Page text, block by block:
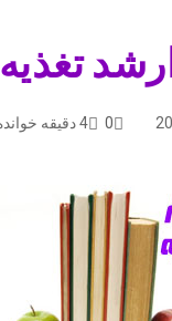
تغذیه
0 4 دقیقه خوانده شده